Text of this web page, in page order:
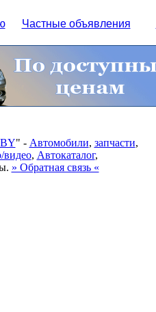
Частные объявления
" - Автомобили, запчасти,
видео, Автокаталог,
» Обратная связь «